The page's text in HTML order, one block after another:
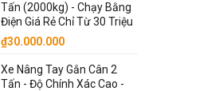
Tấn (2000kg) - Chạy Bằng
Điện Giá Rẻ Chỉ Từ 30 Triệu
₫30.000.000
Xe Nâng Tay Gắn Cân 2
Tấn - Độ Chính Xác Cao -